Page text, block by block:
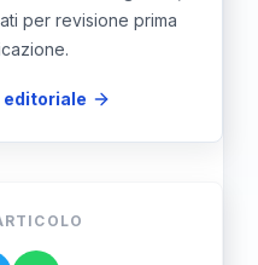
per revisione prima
editoriale